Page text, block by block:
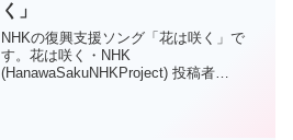
く」
NHKの復興支援ソング「花は咲く」で
す。花は咲く・NHK
(HanawaSakuNHKProject) 投稿者